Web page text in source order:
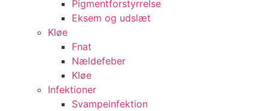
Pigmentforstyrrelse
Eksem og udslæt
Kløe
Fnat
Nældefeber
Kløe
Infektioner
Svampeinfektion